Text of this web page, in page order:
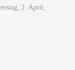
2. April,